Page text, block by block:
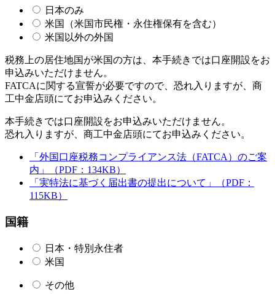
日本のみ
米国（米国市民権・永住権保有を含む）
米国以外の外国
税務上の居住地国が米国の方は、本手続きでは口座開設をお
申込みいただけません。
FATCAに関する宣誓が必要ですので、恐れ入りますが、商
工中金店頭にてお申込みください。
本手続きでは口座開設をお申込みいただけません。
恐れ入りますが、商工中金店頭にてお申込みください。
「外国口座税務コンプライアンス法（FATCA）のご案
内」（PDF：134KB）
「実特法に基づく届出書の提出について」（PDF：
115KB）
国籍
日本・特別永住者
米国
その他